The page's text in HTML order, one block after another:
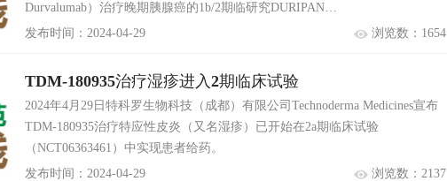
Durvalumab）治疗晚期胰腺癌的1b/2期临研究DURIPAN…
发布时间：2024-04-29
浏览数：1654
TDM-180935治疗湿疹进入2期临床试验
2024年4月29日特科罗生物科技（成都）有限公司Technoderma Medicines宣布
TDM-180935治疗特应性皮炎（又名湿疹）已开始在2a期临床试验
（NCT06363461）中实现患者给药。
发布时间：2024-04-29
浏览数：2137